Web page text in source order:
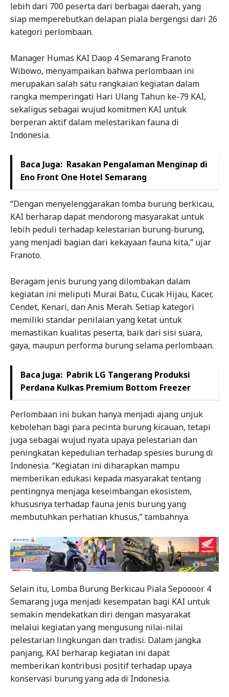
lebih dari 700 peserta dari berbagai daerah, yang
siap memperebutkan delapan piala bergengsi dari 26
kategori perlombaan.
Manager Humas KAI Daop 4 Semarang Franoto
Wibowo, menyampaikan bahwa perlombaan ini
merupakan salah satu rangkaian kegiatan dalam
rangka memperingati Hari Ulang Tahun ke-79 KAI,
sekaligus sebagai wujud komitmen KAI untuk
berperan aktif dalam melestarikan fauna di
Indonesia.
Baca Juga: Rasakan Pengalaman Menginap di
Eno Front One Hotel Semarang
“Dengan menyelenggarakan lomba burung berkicau,
KAI berharap dapat mendorong masyarakat untuk
lebih peduli terhadap kelestarian burung-burung,
yang menjadi bagian dari kekayaan fauna kita,” ujar
Franoto.
Beragam jenis burung yang dilombakan dalam
kegiatan ini meliputi Murai Batu, Cucak Hijau, Kacer,
Cendet, Kenari, dan Anis Merah. Setiap kategori
memiliki standar penilaian yang ketat untuk
memastikan kualitas peserta, baik dari sisi suara,
gaya, maupun performa burung selama perlombaan.
Baca Juga: Pabrik LG Tangerang Produksi
Perdana Kulkas Premium Bottom Freezer
Perlombaan ini bukan hanya menjadi ajang unjuk
kebolehan bagi para pecinta burung kicauan, tetapi
juga sebagai wujud nyata upaya pelestarian dan
peningkatan kepedulian terhadap spesies burung di
Indonesia. “Kegiatan ini diharapkan mampu
memberikan edukasi kepada masyarakat tentang
pentingnya menjaga keseimbangan ekosistem,
khususnya terhadap fauna jenis burung yang
membutuhkan perhatian khusus,” tambahnya.
Selain itu, Lomba Burung Berkicau Piala Sepoooor 4
Semarang juga menjadi kesempatan bagi KAI untuk
semakin mendekatkan diri dengan masyarakat
melalui kegiatan yang mengusung nilai-nilai
pelestarian lingkungan dan tradisi. Dalam jangka
panjang, KAI berharap kegiatan ini dapat
memberikan kontribusi positif terhadap upaya
konservasi burung yang ada di Indonesia.